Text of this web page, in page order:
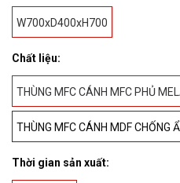
W700xD400xH700
Chất liệu:
THÙNG MFC CÁNH MFC PHỦ
THÙNG MFC CÁNH MDF CHỐNG
Thời gian sản xuất: